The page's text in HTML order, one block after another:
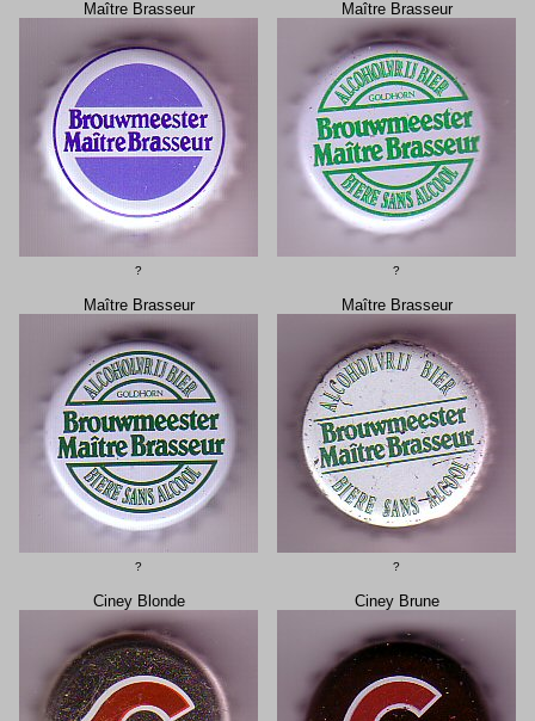
Maître Brasseur
?
Maître Brasseur
?
Maître Brasseur
?
Maître Brasseur
?
Ciney Blonde Ciney Brune